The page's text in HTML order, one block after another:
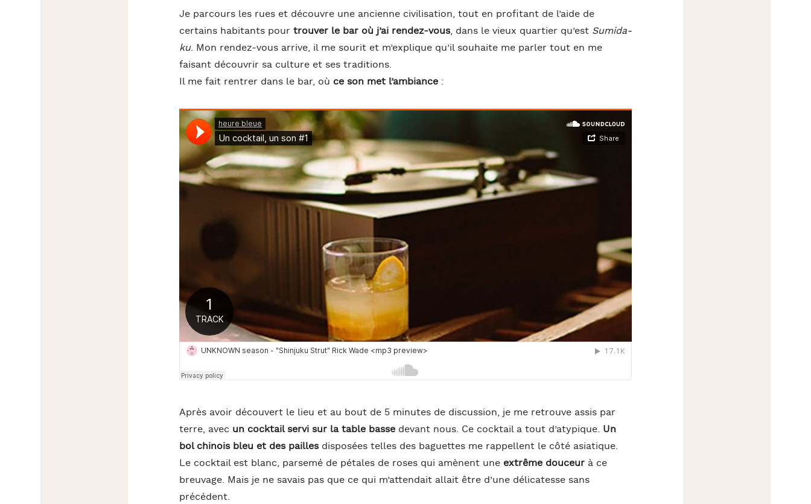
Je parcours les rues et découvre une ancienne civilisation, tout en profitant de l’aide de
certains habitants pour trouver le bar où j’ai rendez-vous, dans le vieux quartier qu’est Sumida-
ku. Mon rendez-vous arrive, il me sourit et m’explique qu’il souhaite me parler tout en me
faisant découvrir sa culture et ses traditions.
Il me fait rentrer dans le bar, où ce son met l’ambiance :
Après avoir découvert le lieu et au bout de 5 minutes de discussion, je me retrouve assis par
terre, avec un cocktail servi sur la table basse devant nous. Ce cocktail a tout d’atypique. Un
bol chinois bleu et des paillesdisposées telles des baguettes me rappellent le côté asiatique.
Le cocktail est blanc, parsemé de pétales de roses qui amènent une extrême douceur à ce
breuvage. Mais je ne savais pas que ce qui m’attendait allait être d’une délicatesse sans
précédent.